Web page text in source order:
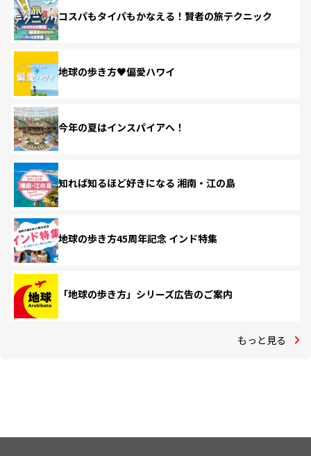
コスパもタイパもかなえる！賢者の旅テクニック
地球の歩き方♥偏愛ハワイ
今年の夏はインスパイアへ！
知れば知るほど好きになる 湘南・江の島
地球の歩き方45周年記念 インド特集
「地球の歩き方」シリーズ広告のご案内
もっと見る